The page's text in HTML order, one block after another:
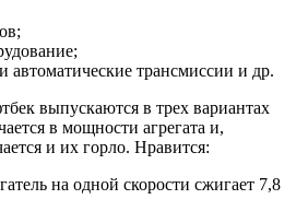
автоматические трансмиссии и др.
выпускаются в трех вариантах
в мощности агрегата и,
и их горло. Нравится:
на одной скорости сжигает 7,8